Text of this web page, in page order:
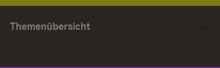
Themenübersicht